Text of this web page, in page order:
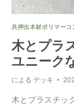
共押出木材ポリマーコ
木とプラ
ユニーク
による デッキ
木とプラスチッ